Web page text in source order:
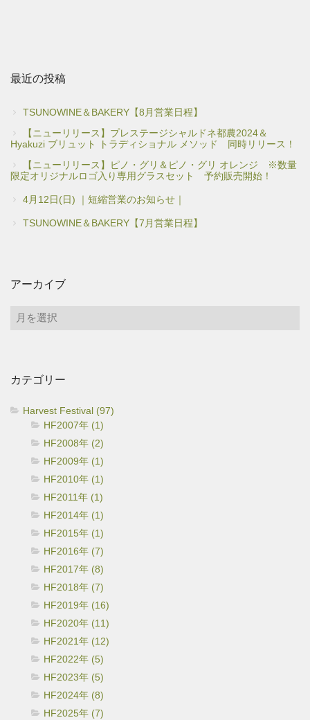
最近の投稿
TSUNOWINE＆BAKERY【8月営業日程】
【ニューリリース】プレステージシャルドネ都農2024＆
Hyakuzi ブリュット トラディショナル メソッド 同時リリース！
【ニューリリース】ピノ・グリ＆ピノ・グリ オレンジ ※数量
限定オリジナルロゴ入り専用グラスセット 予約販売開始！
4月12日(日) ｜短縮営業のお知らせ｜
TSUNOWINE＆BAKERY【7月営業日程】
アーカイブ
ア
ブ
カテゴリー
Harvest Festival (97)
HF2007年 (1)
HF2008年 (2)
HF2009年 (1)
HF2010年 (1)
HF2011年 (1)
HF2014年 (1)
HF2015年 (1)
HF2016年 (7)
HF2017年 (8)
HF2018年 (7)
HF2019年 (16)
HF2020年 (11)
HF2021年 (12)
HF2022年 (5)
HF2023年 (5)
HF2024年 (8)
HF2025年 (7)